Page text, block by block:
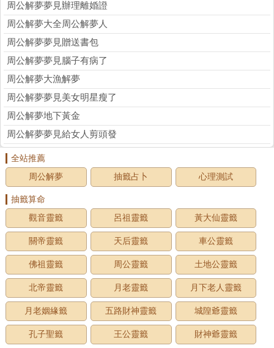
周公解夢夢見辦理離婚證
周公解夢大全周公解夢人
周公解夢夢見贈送書包
周公解夢夢見腦子有病了
周公解夢大漁解夢
周公解夢夢見美女明星瘦了
周公解夢地下黃金
周公解夢夢見給女人剪頭發
全站推薦
周公解夢
抽籤占卜 心理測試
抽籤算命
觀音靈籤
呂祖靈籤 黃大仙靈籤
關帝靈籤 天后靈籤 車公靈籤
佛祖靈籤 周公靈籤 土地公靈籤
北帝靈籤 月老靈籤 月下老人靈籤
月老姻緣籤 五路財神靈籤 城隍爺靈籤
孔子聖籤 王公靈籤 財神爺靈籤